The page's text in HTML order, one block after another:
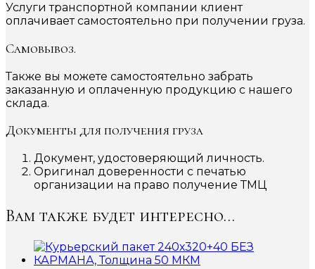
Услуги транспортной компании клиент
оплачивает самостоятельно при получении груза.
Самовывоз.
Также вы можете самостоятельно забрать
заказанную и оплаченную продукцию с нашего
склада.
Документы для получения груза
Документ, удостоверяющий личность.
Оригинал доверенности с печатью
организации на право получение ТМЦ
Вам также будет интересно…